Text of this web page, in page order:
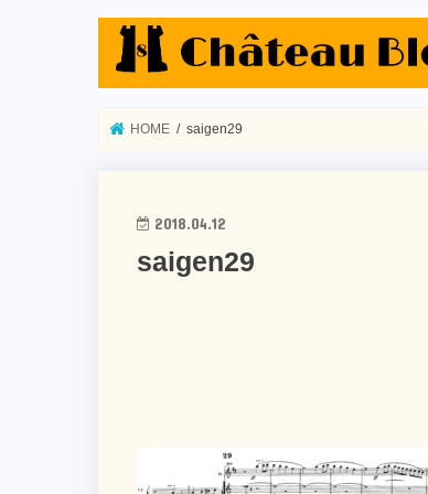
HOME saigen29
2018.04.12
saigen29